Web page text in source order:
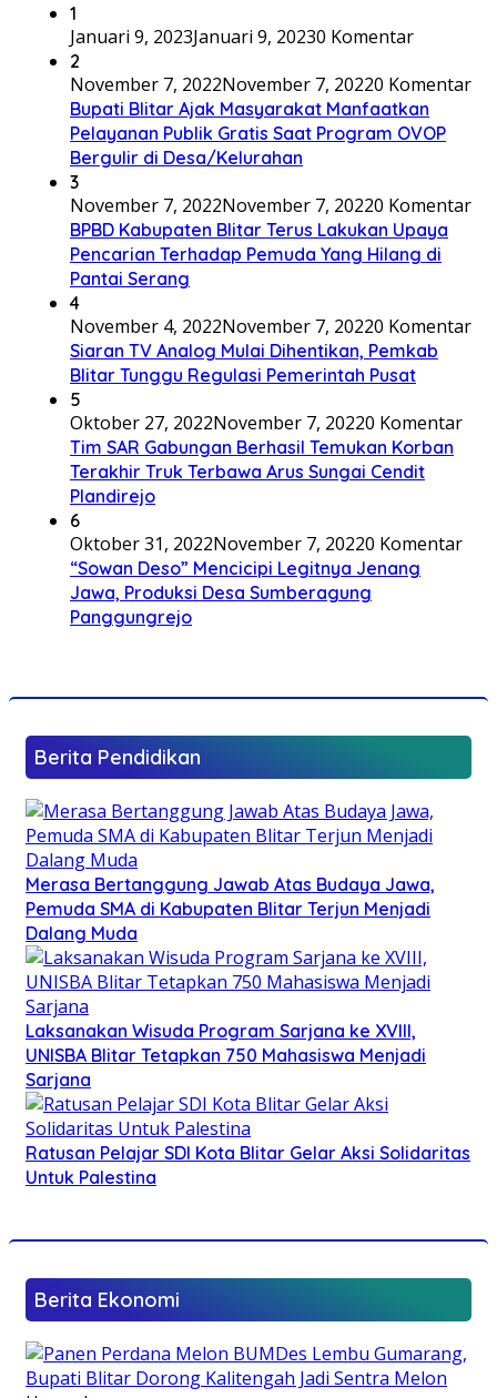
1
Januari 9, 2023Januari 9, 20230 Komentar
2
November 7, 2022November 7, 20220 Komentar
Bupati Blitar Ajak Masyarakat Manfaatkan
Pelayanan Publik Gratis Saat Program OVOP
Bergulir di Desa/Kelurahan
3
November 7, 2022November 7, 20220 Komentar
BPBD Kabupaten Blitar Terus Lakukan Upaya
Pencarian Terhadap Pemuda Yang Hilang di
Pantai Serang
4
November 4, 2022November 7, 20220 Komentar
Siaran TV Analog Mulai Dihentikan, Pemkab
Blitar Tunggu Regulasi Pemerintah Pusat
5
Oktober 27, 2022November 7, 20220 Komentar
Tim SAR Gabungan Berhasil Temukan Korban
Terakhir Truk Terbawa Arus Sungai Cendit
Plandirejo
6
Oktober 31, 2022November 7, 20220 Komentar
“Sowan Deso” Mencicipi Legitnya Jenang
Jawa, Produksi Desa Sumberagung
Panggungrejo
Berita Pendidikan
Merasa Bertanggung Jawab Atas Budaya Jawa,
Pemuda SMA di Kabupaten Blitar Terjun Menjadi
Dalang Muda
Laksanakan Wisuda Program Sarjana ke XVIII,
UNISBA Blitar Tetapkan 750 Mahasiswa Menjadi
Sarjana
Ratusan Pelajar SDI Kota Blitar Gelar Aksi Solidaritas
Untuk Palestina
Berita Ekonomi